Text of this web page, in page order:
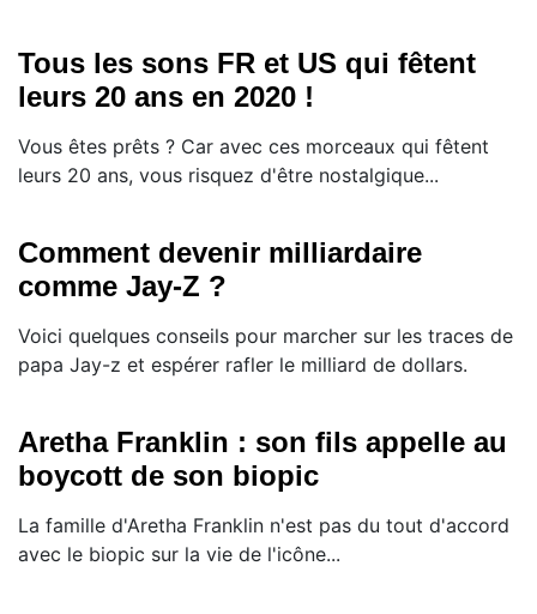
Tous les sons FR et US qui fêtent
leurs 20 ans en 2020 !
Vous êtes prêts ? Car avec ces morceaux qui fêtent
leurs 20 ans, vous risquez d'être nostalgique...
Comment devenir milliardaire
comme Jay-Z ?
Voici quelques conseils pour marcher sur les traces de
papa Jay-z et espérer rafler le milliard de dollars.
Aretha Franklin : son fils appelle au
boycott de son biopic
La famille d'Aretha Franklin n'est pas du tout d'accord
avec le biopic sur la vie de l'icône...